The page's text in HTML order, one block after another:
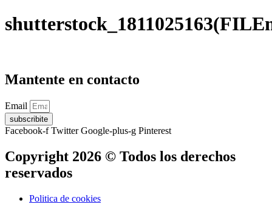
Mantente en contacto
Email
subscribite
Facebook-f Twitter Google-plus-g Pinterest
Copyright 2026 © Todos los derechos
reservados
Politica de cookies